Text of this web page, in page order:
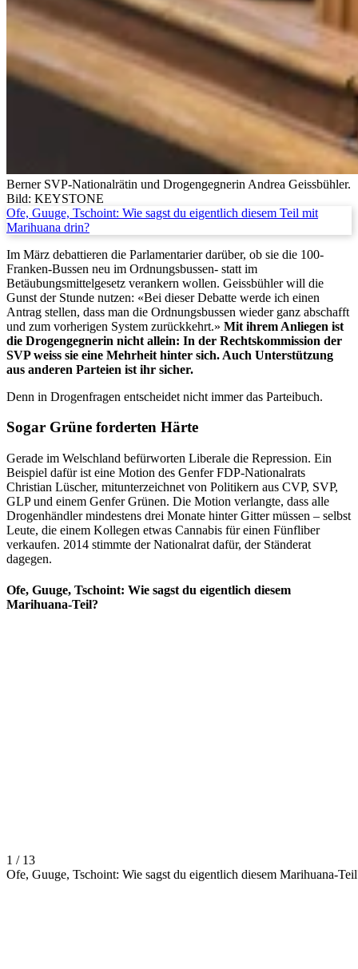
Berner SVP-Nationalrätin und Drogengegnerin Andrea Geissbühler.
Bild: KEYSTONE
Ofe, Guuge, Tschoint: Wie sagst du eigentlich diesem Teil mit
Marihuana drin?
Im März debattieren die Parlamentarier darüber, ob sie die 100-
Franken-Bussen neu im Ordnungsbussen- statt im
Betäubungsmittelgesetz verankern wollen. Geissbühler will die
Gunst der Stunde nutzen: «Bei dieser Debatte werde ich einen
Antrag stellen, dass man die Ordnungsbussen wieder ganz abschafft
und zum vorherigen System zurückkehrt.» Mit ihrem Anliegen ist
die Drogengegnerin nicht allein: In der Rechtskommission der
SVP weiss sie eine Mehrheit hinter sich. Auch Unterstützung
aus anderen Parteien ist ihr sicher.
Denn in Drogenfragen entscheidet nicht immer das Parteibuch.
Sogar Grüne forderten Härte
Gerade im Welschland befürworten Liberale die Repression. Ein
Beispiel dafür ist eine Motion des Genfer FDP-Nationalrats
Christian Lüscher, mitunterzeichnet von Politikern aus CVP, SVP,
GLP und einem Genfer Grünen. Die Motion verlangte, dass alle
Drogenhändler mindestens drei Monate hinter Gitter müssen – selbst
Leute, die einem Kollegen etwas Cannabis für einen Fünfliber
verkaufen. 2014 stimmte der Nationalrat dafür, der Ständerat
dagegen.
Ofe, Guuge, Tschoint: Wie sagst du eigentlich diesem
Marihuana-Teil?
1 / 13
Ofe, Guuge, Tschoint: Wie sagst du eigentlich diesem Marihuana-